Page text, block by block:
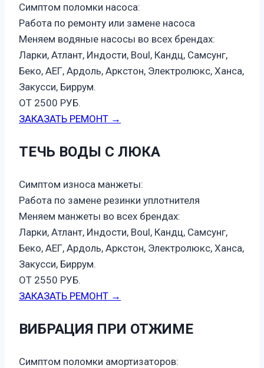
Симптом поломки насоса:
Работа по ремонту или замене насоса
Меняем водяные насосы во всех брендах:
Ларки, Атлант, Индости, Boul, Кандц, Самсунг,
Беко, АЕГ, Ардоль, Аркстон, Электролюкс, Ханса,
Закусси, Биррум.
ОТ 2500 РУБ.
ЗАКАЗАТЬ РЕМОНТ →
ТЕЧЬ ВОДЫ С ЛЮКА
Симптом износа манжеты:
Работа по замене резинки уплотнителя
Меняем манжеты во всех брендах:
Ларки, Атлант, Индости, Boul, Кандц, Самсунг,
Беко, АЕГ, Ардоль, Аркстон, Электролюкс, Ханса,
Закусси, Биррум.
ОТ 2550 РУБ.
ЗАКАЗАТЬ РЕМОНТ →
ВИБРАЦИЯ ПРИ ОТЖИМЕ
Симптом поломки амортизаторов: